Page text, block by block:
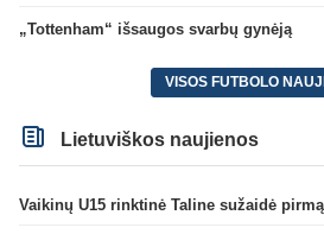
„Tottenham“ išsaugos svarbų gynėją
VISOS FUTBOLO
Lietuviškos naujienos